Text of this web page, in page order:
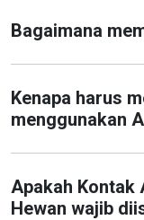
Bagaimana
Kenapa harus
menggunakan
Apakah
Hewan wajib